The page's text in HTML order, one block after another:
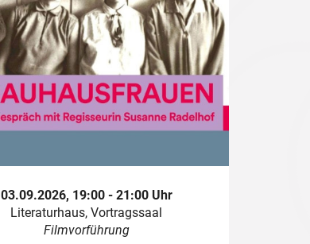
03.09.2026, 19:00 - 21:00 Uhr
Literaturhaus, Vortragssaal
Filmvorführung